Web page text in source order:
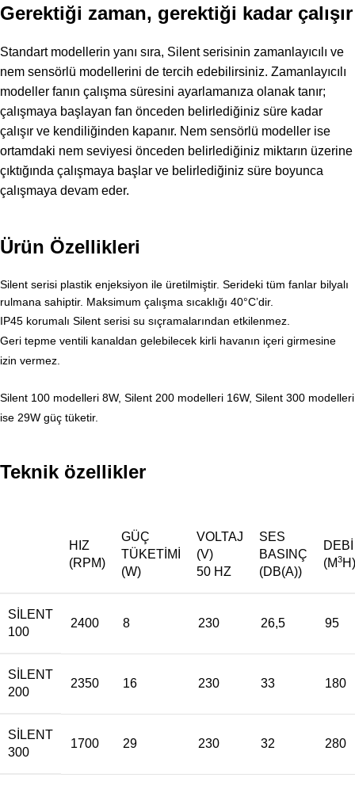
Gerektiği zaman, gerektiği kadar çalışır
Standart modellerin yanı sıra, Silent serisinin zamanlayıcılı ve
nem sensörlü modellerini de tercih edebilirsiniz. Zamanlayıcılı
modeller fanın çalışma süresini ayarlamanıza olanak tanır;
çalışmaya başlayan fan önceden belirlediğiniz süre kadar
çalışır ve kendiliğinden kapanır. Nem sensörlü modeller ise
ortamdaki nem seviyesi önceden belirlediğiniz miktarın üzerine
çıktığında çalışmaya başlar ve belirlediğiniz süre boyunca
çalışmaya devam eder.
Ürün Özellikleri
Silent serisi plastik enjeksiyon ile üretilmiştir. Serideki tüm fanlar bilyalı
rulmana sahiptir. Maksimum çalışma sıcaklığı 40°C’dir.
IP45 korumalı Silent serisi su sıçramalarından etkilenmez.
Geri tepme ventili kanaldan gelebilecek kirli havanın içeri girmesine
izin vermez.
Silent 100 modelleri 8W, Silent 200 modelleri 16W, Silent 300 modelleri
ise 29W güç tüketir.
Teknik özellikler
HIZ
(RPM)
GÜÇ
TÜKETIMI
(W)
VOLTAJ
(V)
50 HZ
SES
BASINÇ
(DB(A))
DEBI
(M3H)
SILENT
100
2400 8 230 26,5 95
SILENT
200
2350 16 230 33 180
SILENT
300
1700 29 230 32 280